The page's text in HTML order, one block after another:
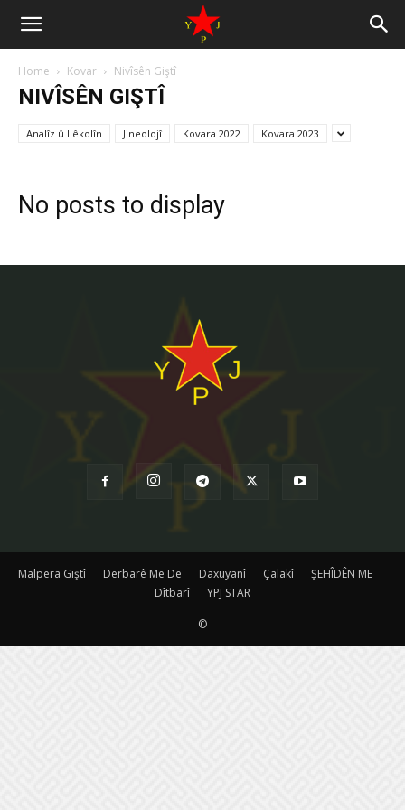
Home Kovar Nivîsên Giştî
NIVÎSÊN GIŞTÎ
Analîz û Lêkolîn Jineolojî Kovara 2022 Kovara 2023
No posts to display
Malpera Giştî Derbarê Me De Daxuyanî Çalakî
ŞEHÎDÊN ME
Dîtbarî
YPJ STAR
©